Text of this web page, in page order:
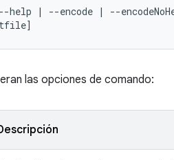
| --encode | --
las opciones de comando: